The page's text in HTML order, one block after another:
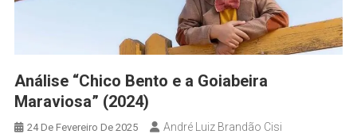
Análise “Chico Bento e a Goiabeira
Maraviosa” (2024)
24 De Fevereiro De 2025 André Luiz Brandão Cisi